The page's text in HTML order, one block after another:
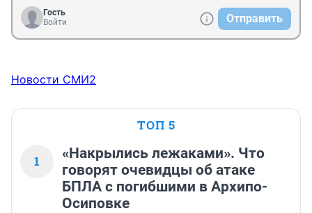
Гость
Войти
Отправить
Новости СМИ2
ТОП 5
1
«Накрылись лежаками». Что
говорят очевидцы об атаке
БПЛА с погибшими в Архипо-
Осиповке